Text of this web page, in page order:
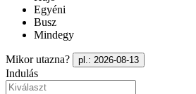
Egyéni
Busz
Mindegy
Mikor utazna? pl.: 2026-08-13
Indulás